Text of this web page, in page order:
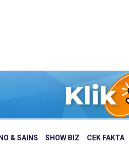
& SAINS SHOW BIZ CEK FAKTA